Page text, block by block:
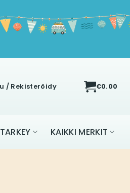
/ Rekisteröidy €0.00
KAIKKI MERKIT